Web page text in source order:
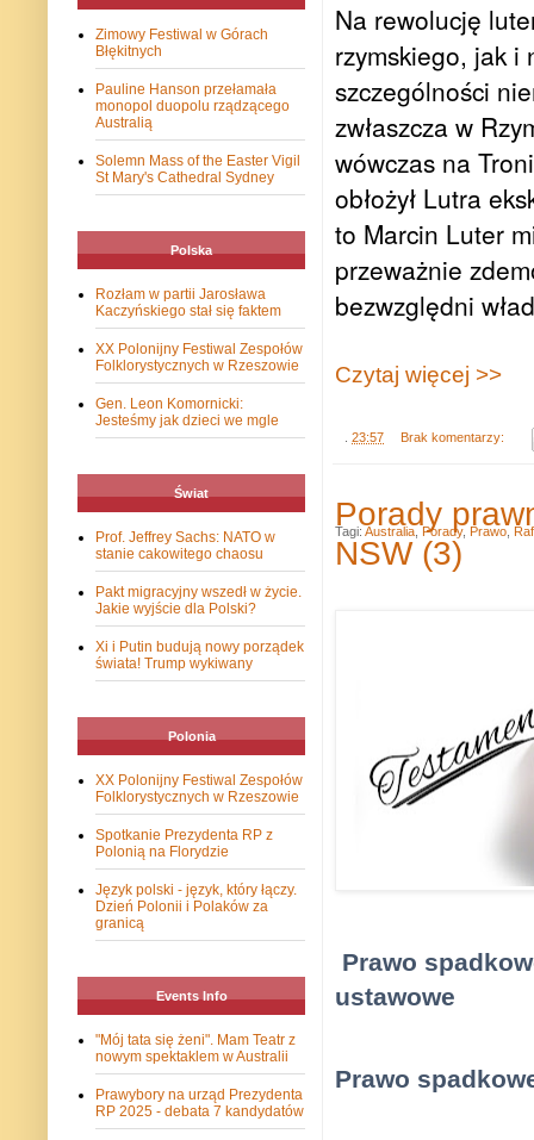
Na rewolucję
rzymskiego, jak i
szczególności
zwłaszcza w
wówczas na
obłożył Lutra
to Marcin Luter
przeważnie
bezwzględni
Czytaj więcej >>
. 23:57 Brak komentarzy:
Porady
NSW (3)
Prawo
ustawowe
Prawo
Tagi: Australia Porady, Prawo
Zimowy Festiwal w Górach
Błękitnych
Pauline Hanson przełamała
monopol duopolu rządzącego
Australią
Solemn Mass of the Easter Vigil
St Mary's Cathedral Sydney
Polska
Rozłam w partii Jarosława
Kaczyńskiego stał się faktem
XX Polonijny Festiwal Zespołów
Folklorystycznych w Rzeszowie
Gen. Leon Komornicki:
Jesteśmy jak dzieci we mgle
Świat
Prof. Jeffrey Sachs: NATO w
stanie cakowitego chaosu
Pakt migracyjny wszedł w życie.
Jakie wyjście dla Polski?
Xi i Putin budują nowy porządek
świata! Trump wykiwany
Polonia
XX Polonijny Festiwal Zespołów
Folklorystycznych w Rzeszowie
Spotkanie Prezydenta RP z
Polonią na Florydzie
Język polski - język, który łączy.
Dzień Polonii i Polaków za
granicą
Events Info
"Mój tata się żeni". Mam Teatr z
nowym spektaklem w Australii
Prawybory na urząd Prezydenta
RP 2025 - debata 7 kandydatów